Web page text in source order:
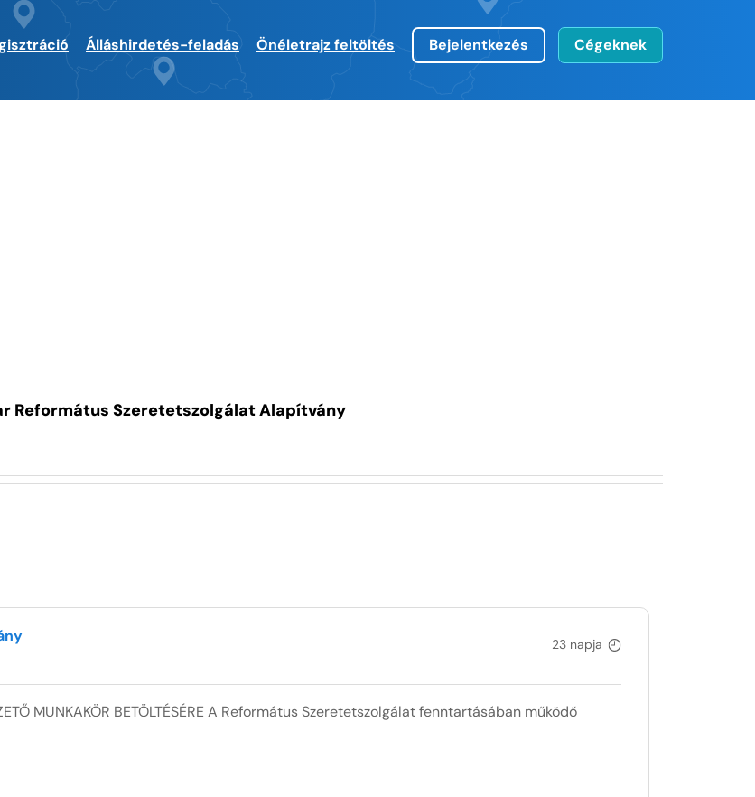
Álláshirdetés-feladás Önéletrajz feltöltés Bejelentkezés Cégeknek
Református Szeretetszolgálat Alapítvány
23 napja
MUNKAKÖR BETÖLTÉSÉRE A Református Szeretetszolgálat fenntartásában működő